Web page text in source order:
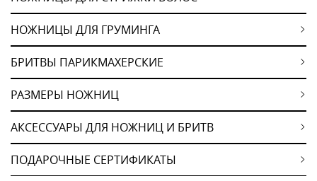
НОЖНИЦЫ ДЛЯ ГРУМИНГА
БРИТВЫ ПАРИКМАХЕРСКИЕ
РАЗМЕРЫ НОЖНИЦ
АКСЕССУАРЫ ДЛЯ НОЖНИЦ И БРИТВ
ПОДАРОЧНЫЕ СЕРТИФИКАТЫ